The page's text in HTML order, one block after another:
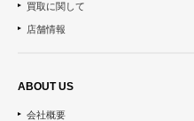
買取に関して
店舗情報
ABOUT US
会社概要